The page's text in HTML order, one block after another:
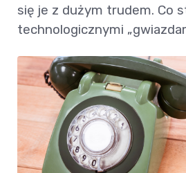
się je z dużym trudem. Co
technologicznymi